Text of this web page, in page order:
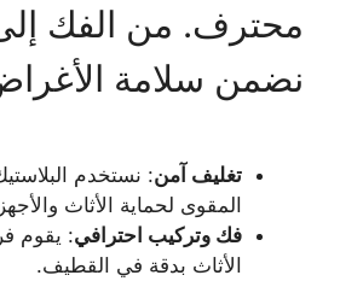
محترف. من الفك
نضمن سلامة
تغليف آمن: نستخدم
المقوى لحماية الأثاث
فك وتركيب احترافي: يقوم
الأثاث بدقة في القطيف.